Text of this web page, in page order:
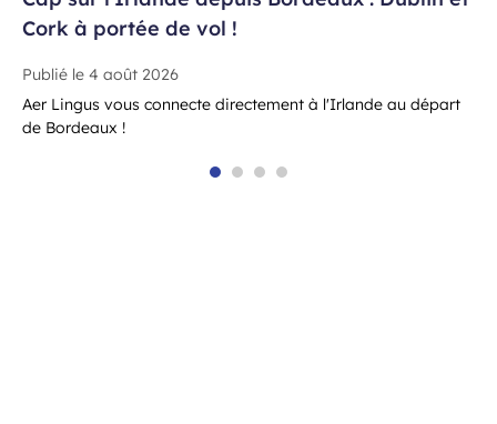
Cork à portée de vol !
Publié le 4 août 2026
Aer Lingus vous connecte directement à l'Irlande au départ
de Bordeaux !